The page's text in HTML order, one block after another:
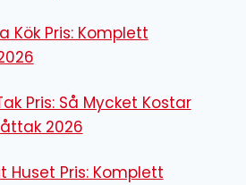
Kök Pris: Komplett
Pris: Så Mycket Kostar
2026
Huset Pris: Komplett